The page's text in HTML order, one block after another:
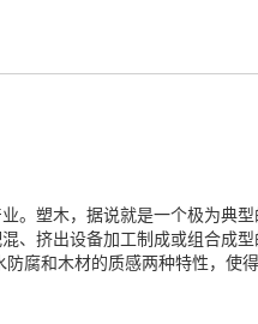
塑木，据说就是一个极为典
、挤出设备加工制成或组合成
腐和木材的质感两种特性，使